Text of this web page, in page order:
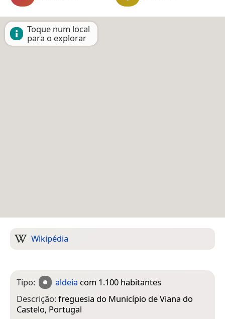
Toque num local
para o explorar
Wikipédia
Tipo: aldeia com 1.100 habitantes
Descrição:freguesia do Município de Viana do
Castelo, Portugal